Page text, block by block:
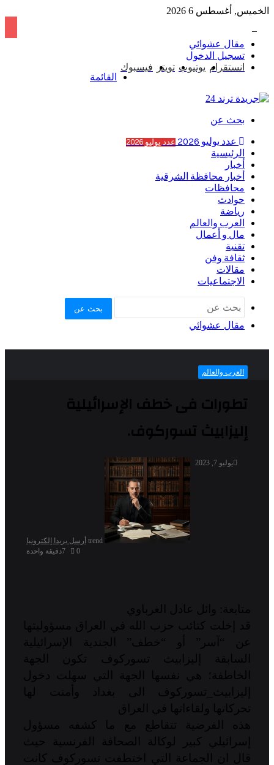
الخميس, أغسطس 6 2026
مقال عشوائي
تسجيل الدخول
انستقرام يوتيوب تويتر
فيسبوك
القائمة
بحث عن
عدد يوليو 2026 عدد يوليو 2026
الرئيسية
أخبار
أخبار محافظة الشرقية
محافظات
حوادث
رياضة
العرب والعالم
مال و أعمال
تقنية
ثقافة وفن
مقالات
الاجتماعيات
بحث عن
مقال عشوائي
العرب والعالم
تطورات فى خطف الإسرائيلية
إليزابيث تسوركوف.
trend أرسل بريدا إلكترونيا
يوليو 7, 2023
0
7دقيقة واحدة
متابعة: وائل عادل الغرباوي
قد إخلت كتائب ‎حزب الله في ‎العراق مسؤوليتها
عن “آسر” أو “خطف” الجندية الإسرائيلية
السابقة ‎إليزابيث تسوركوف تكون الجهة
الخاطفة؛ هي نفسها الجهة التي سهلت دخول
‎إليزابيث_تسوركوف الى ‎بغداد وأمنت لها
تحركاتها ولقاءاتها في ‎العراق
هذه الفرضية تتقاطع مع ما كشفه مسؤول
إسرائيلي كبير لوكالة الصحافة الفرنسية حيث
قال ان الجماعة التي اختطفت تسوركوف كانت